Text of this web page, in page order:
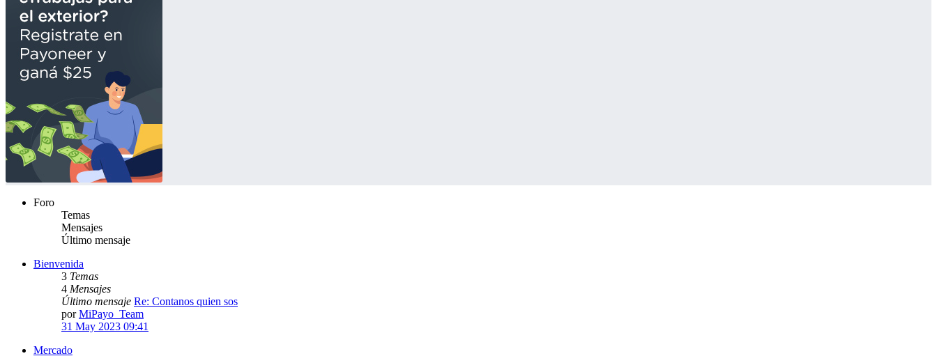
Foro
Temas
Mensajes
Último mensaje
Bienvenida
3 Temas
4 Mensajes
Último mensaje Re: Contanos quien sos
porMiPayo_Team
31 May 2023 09:41
Mercado